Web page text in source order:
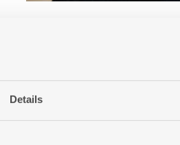
Details
13 augustus.
jaar